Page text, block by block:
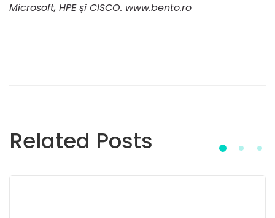
Microsoft, HPE și CISCO. www.bento.ro
Related Posts